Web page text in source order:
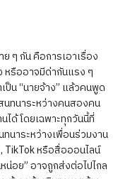
ๆ กัน คือการเอาเรื่อง
หรืออาจมีด่ากันแรง ๆ
น “นายจ้าง” แล้วคนพูด
นทนาระหว่างคนสองคน
ด้ โดยเฉพาะทุกวันนี้ที่
นาระหว่างเพื่อนร่วมงาน
TikTok หรือสื่อออนไลน์
น่อย” อาจถูกส่งต่อไปไกล